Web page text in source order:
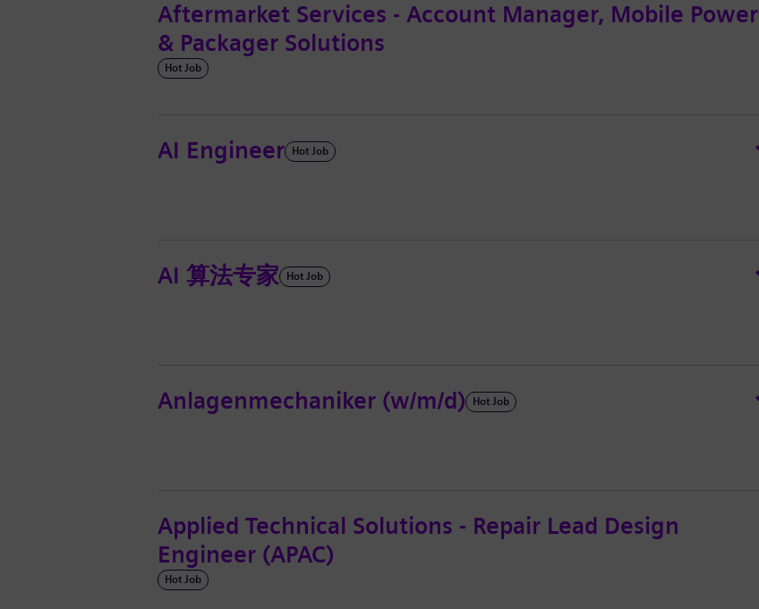
Aftermarket Services - Account Manager, Mobile Power
& Packager Solutions
Hot Job
AI Engineer Hot Job
AI 算法专家 Hot Job
Anlagenmechaniker (w/m/d) Hot Job
Applied Technical Solutions - Repair Lead Design
Engineer (APAC)
Hot Job